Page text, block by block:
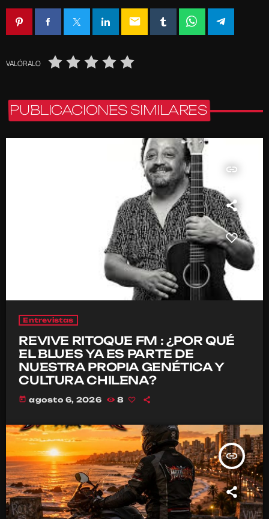
email
VALÓRALO
PUBLICACIONES SIMILARES
insert_link
Entrevistas
REVIVE RITOQUE FM : ¿POR QUÉ
EL BLUES YA ES PARTE DE
NUESTRA PROPIA GENÉTICA Y
CULTURA CHILENA?
today agosto 6, 2026 8
insert_link